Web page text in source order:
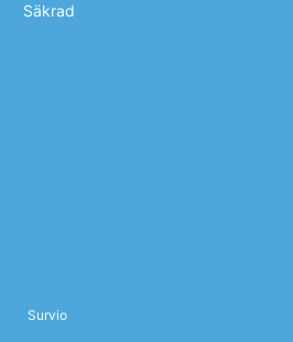
Säkrad
Survio